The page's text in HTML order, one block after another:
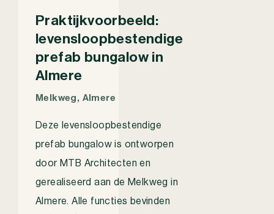
Praktijkvoorbeeld:
levensloopbestendige
prefab bungalow in
Almere
Melkweg, Almere
Deze levensloopbestendige
prefab bungalow is ontworpen
door MTB Architecten en
gerealiseerd aan de Melkweg in
Almere. Alle functies bevinden